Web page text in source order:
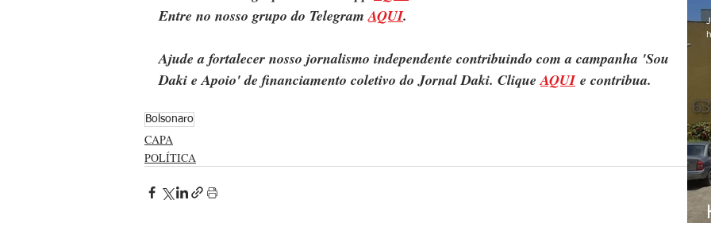
Entre no nosso grupo do Telegram AQUI.
Ajude a fortalecer nosso jornalismo independente contribuindo com a campanha 'Sou
Daki e Apoio' de financiamento coletivo do Jornal Daki. Clique AQUI e contribua.
Bolsonaro
CAPA
POLÍTICA